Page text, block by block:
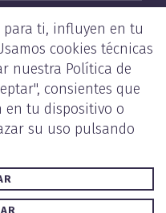
Y COOKIES
para ti, influyen en tu
cookies técnicas
nuestra Política de
consientes que
en tu dispositivo o
su uso pulsando